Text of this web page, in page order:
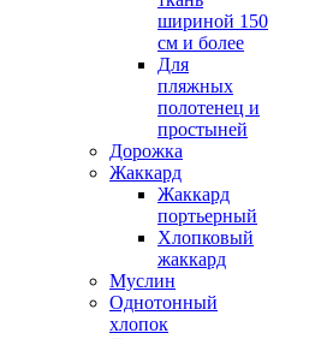
шириной 150
см и более
Для
пляжных
полотенец и
простыней
Дорожка
Жаккард
Жаккард
портьерный
Хлопковый
жаккард
Муслин
Однотонный
хлопок